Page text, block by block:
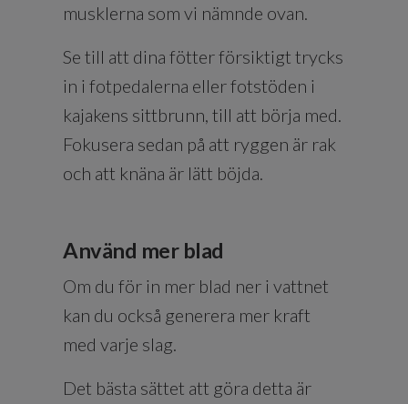
musklerna som vi nämnde ovan.
Se till att dina fötter försiktigt trycks
in i fotpedalerna eller fotstöden i
kajakens sittbrunn, till att börja med.
Fokusera sedan på att ryggen är rak
och att knäna är lätt böjda.
Använd mer blad
Om du för in mer blad ner i vattnet
kan du också generera mer kraft
med varje slag.
Det bästa sättet att göra detta är